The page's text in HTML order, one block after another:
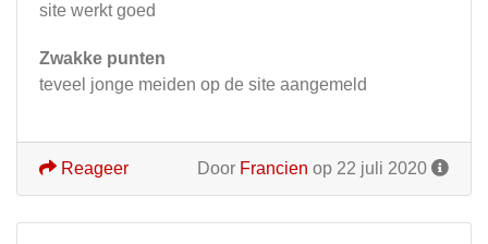
site werkt goed
Zwakke punten
teveel jonge meiden op de site aangemeld
Door Francien op 22 juli 2020
Reageer